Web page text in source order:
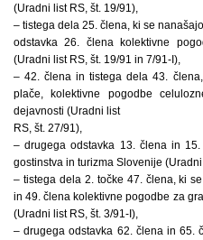
(Uradni list RS, št. 19/91),
– tistega dela 25. člena, ki se
odstavka 26. člena kolektivne
(Uradni list RS, št. 19/91 in 7/91-I),
– 42. člena in tistega dela 43.
plače, kolektivne pogodbe
dejavnosti (Uradni list
RS, št. 27/91),
– drugega odstavka 13. člena in
gostinstva in turizma Slovenije (Uradni
– tistega dela 2. točke 47. člena, ki
in 49. člena kolektivne pogodbe za
(Uradni list RS, št. 3/91-I),
– drugega odstavka 62. člena in 65.